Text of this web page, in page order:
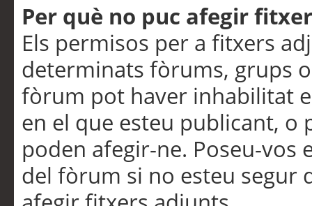
Per què no puc afegir
Els permisos per a fitxers
determinats fòrums, grups
fòrum pot haver inhabilitat
en el que esteu publicant,
poden afegir-ne. Poseu-vos
del fòrum si no esteu segur